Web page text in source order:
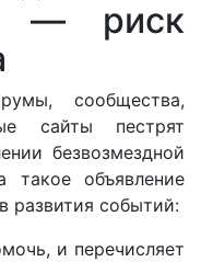
— риск
сообщества,
сайты пестрят
безвозмездной
объявление
развития событий:
и перечисляет